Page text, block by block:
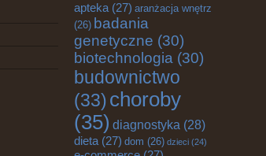
apteka (27) aranżacja wnętrz
(26) badania
genetyczne (30)
biotechnologia (30)
budownictwo
(33)choroby
(35) diagnostyka (28)
dieta (27) dom (26) dzieci (24)